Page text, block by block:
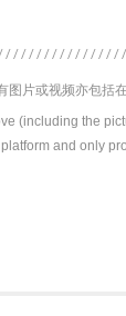
图片或视频亦包括
(including the
and only